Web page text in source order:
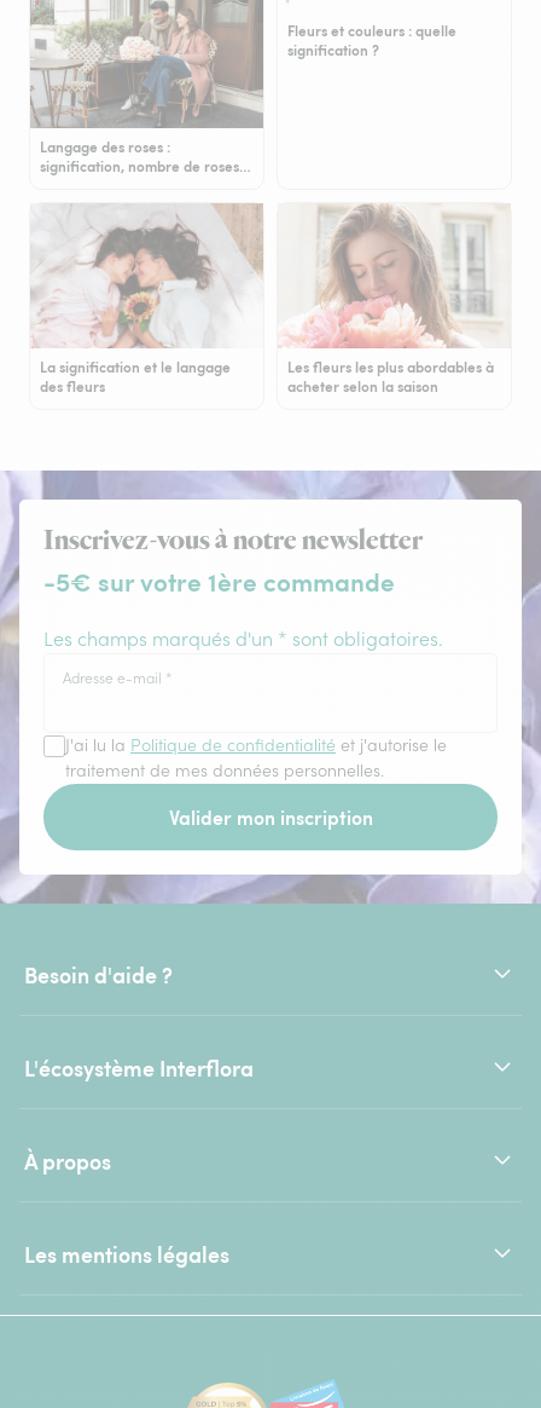
Langage des roses :
signification, nombre de roses…
Fleurs et couleurs : quelle
signification ?
La signification et le langage
des fleurs
Les fleurs les plus abordables à
acheter selon la saison
Inscrivez-vous à notre newsletter
-5€ sur votre 1ère commande
Les champs marqués d'un * sont obligatoires.
Adresse e-mail *
J'ai lu la Politique de confidentialité et j'autorise le
traitement de mes données personnelles.
Valider mon inscription
Besoin d'aide ?
L'écosystème Interflora
À propos
Les mentions légales